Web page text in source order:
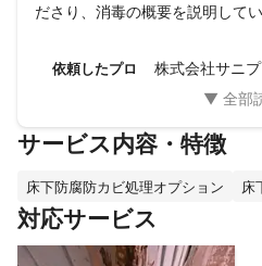
ださり、消毒の概要を説明して
と作業してくださり、また、当
とを伝えていたので、その点も
依頼したプロ 株式会社サニプ
サービス内容・特徴
床下防腐防カビ処理オプション 床
対応サービス